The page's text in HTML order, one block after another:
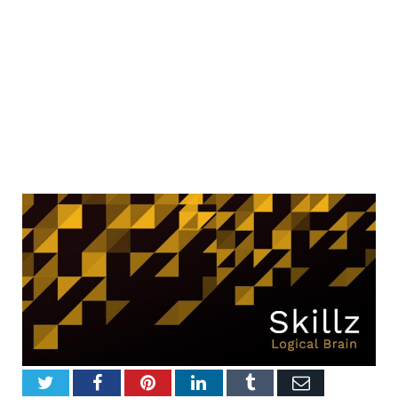
TwitterFacebookPinterestLinkedInTumblrEmail